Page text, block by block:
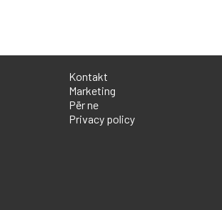
Kontakt
Marketing
Për ne
Privacy policy